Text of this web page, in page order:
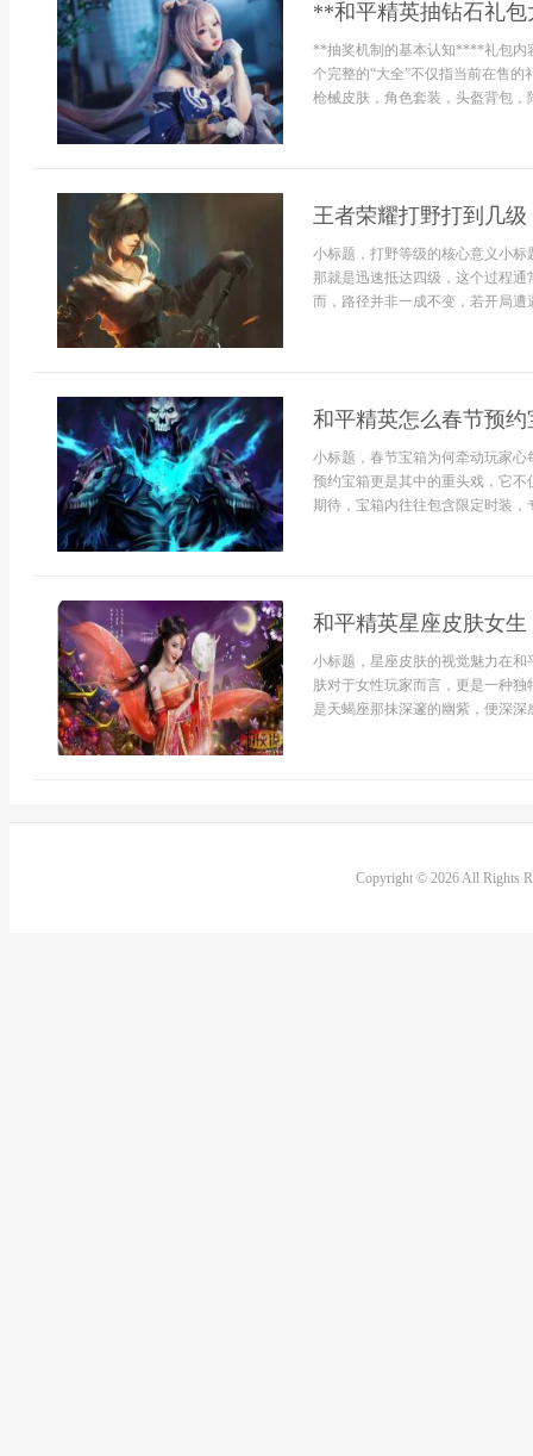
**和平精英抽钻石礼
**抽奖机制的基本认知****礼包内
个完整的“大全”不仅指当前在售
枪械皮肤，角色套装，头盔背包
王者荣耀打野打到几
小标题，打野等级的核心意义小
那就是迅速抵达四级，这个过程
而，路径并非一成不变，若开局遭
和平精英怎么春节预
小标题，春节宝箱为何牵动玩家
预约宝箱更是其中的重头戏，它
期待，宝箱内往往包含限定时装，
和平精英星座皮肤女
小标题，星座皮肤的视觉魅力在
肤对于女性玩家而言，更是一种
是天蝎座那抹深邃的幽紫，便深深
Copyright © 2026 All Rights